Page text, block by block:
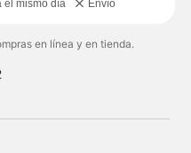
el mismo día Envío
en línea y en tienda.